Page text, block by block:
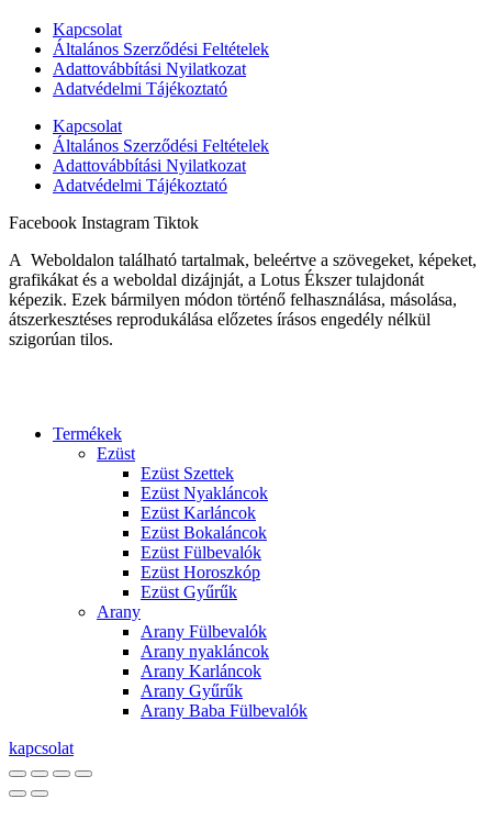
Kapcsolat
Általános Szerződési Feltételek
Adattovábbítási Nyilatkozat
Adatvédelmi Tájékoztató
Kapcsolat
Általános Szerződési Feltételek
Adattovábbítási Nyilatkozat
Adatvédelmi Tájékoztató
Facebook Instagram Tiktok
A Weboldalon található tartalmak, beleértve a szövegeket, képeket,
grafikákat és a weboldal dizájnját, a Lotus Ékszer tulajdonát
képezik. Ezek bármilyen módon történő felhasználása, másolása,
átszerkesztéses reprodukálása előzetes írásos engedély nélkül
szigorúan tilos.
Termékek
Ezüst
Ezüst Szettek
Ezüst Nyakláncok
Ezüst Karláncok
Ezüst Bokaláncok
Ezüst Fülbevalók
Ezüst Horoszkóp
Ezüst Gyűrűk
Arany
Arany Fülbevalók
Arany nyakláncok
Arany Karláncok
Arany Gyűrűk
Arany Baba Fülbevalók
kapcsolat